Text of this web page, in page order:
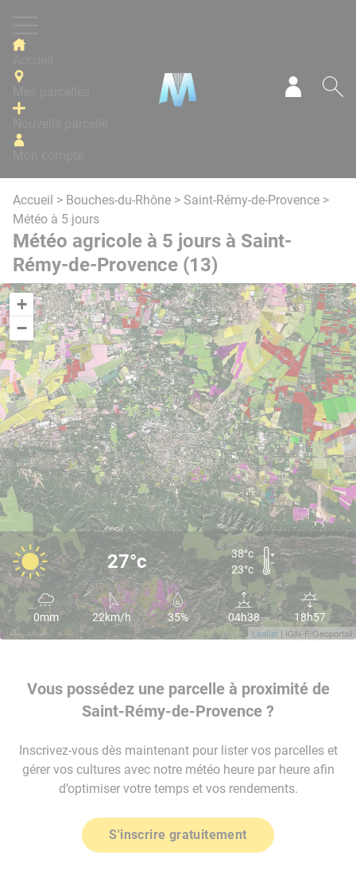
Accueil > Bouches-du-Rhône > Saint-Rémy-de-Provence >
Météo à 5 jours
Météo agricole à 5 jours à Saint-
Rémy-de-Provence (13)
+
−
Leaflet | IGN-F/Geoportail
27°c
38°c
23°c
0mm 22km/h 35% 04h38 18h57
Vous possédez une parcelle à proximité de
Saint-Rémy-de-Provence ?
Inscrivez-vous dès maintenant pour lister vos parcelles et
gérer vos cultures avec notre météo heure par heure afin
d’optimiser votre temps et vos rendements.
S'inscrire gratuitement